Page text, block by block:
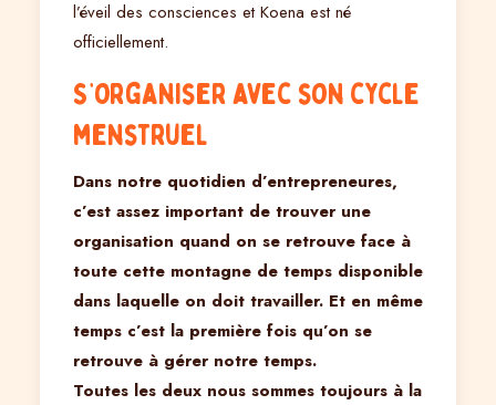
l’éveil des consciences et Koena est né
officiellement.
S’organiser avec son cycle
menstruel
Dans notre quotidien d’entrepreneures,
c’est assez important de trouver une
organisation quand on se retrouve face à
toute cette montagne de temps disponible
dans laquelle on doit travailler. Et en même
temps c’est la première fois qu’on se
retrouve à gérer notre temps.
Toutes les deux nous sommes toujours à la